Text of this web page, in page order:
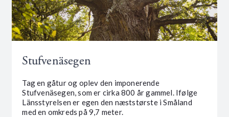
Stufvenäsegen
Tag en gåtur og oplev den imponerende
Stufvenäsegen, som er cirka 800 år gammel. Ifølge
Länsstyrelsen er egen den næststørste i Småland
med en omkreds på 9,7 meter.